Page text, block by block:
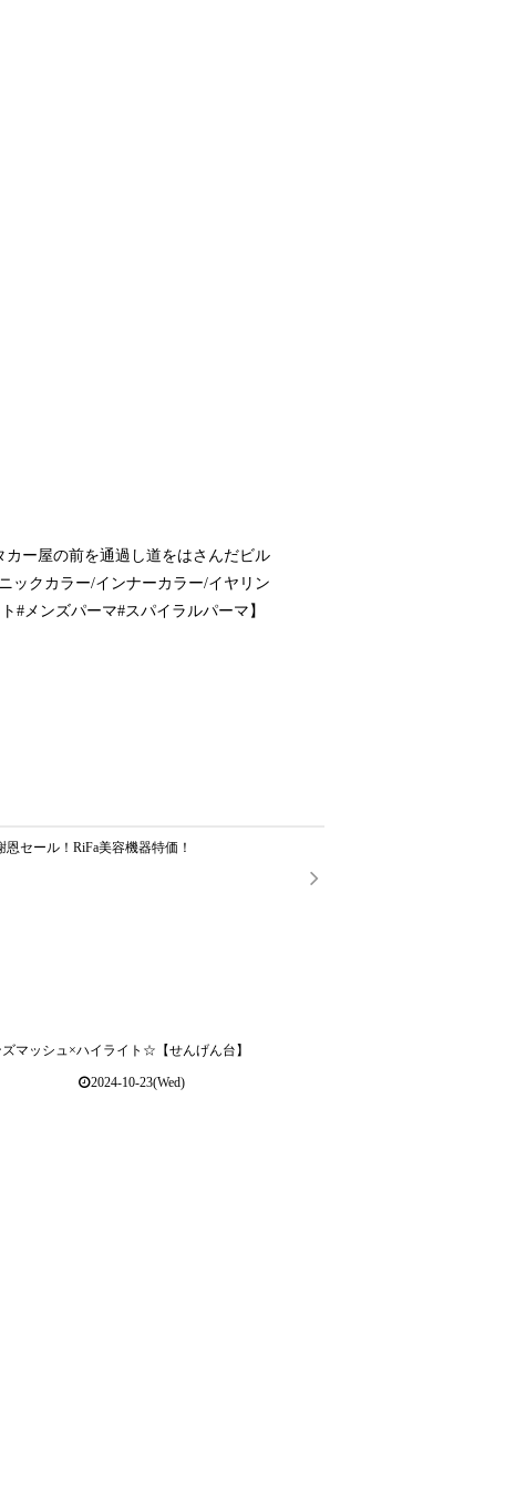
ー屋の前を通過し道をはさんだビル
ックカラー/インナーカラー/イヤリン
#メンズパーマ#スパイラルパーマ】
恩セール！RiFa美容機器特価！
マッシュ×ハイライト☆【せんげん台】
2024-10-23(Wed)